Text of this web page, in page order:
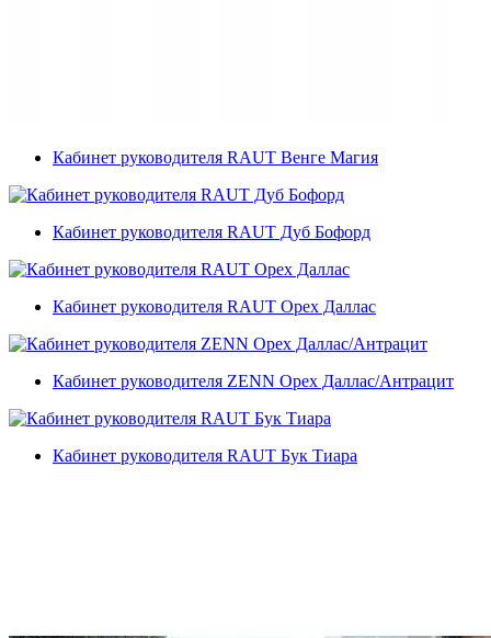
Кабинет руководителя RAUT Венге Магия
Кабинет руководителя RAUT Дуб Бофорд
Кабинет руководителя RAUT Орех Даллас
Кабинет руководителя ZENN Орех Даллас/Антрацит
Кабинет руководителя RAUT Бук Тиара